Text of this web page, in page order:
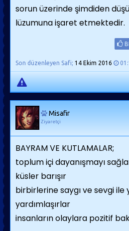
sorun üzerinde şimdiden
lüzumuna işaret etmektedir.
Son düzenleyen Safi; 14 Ekim 2016
Misafir
Ziyaretçi
BAYRAM VE KUTLAMALAR;
toplum içi dayanışmayı
küsler barışır
birbirlerine saygı ve sevgi ile
yardımlaşırlar
insanların olaylara pozitif